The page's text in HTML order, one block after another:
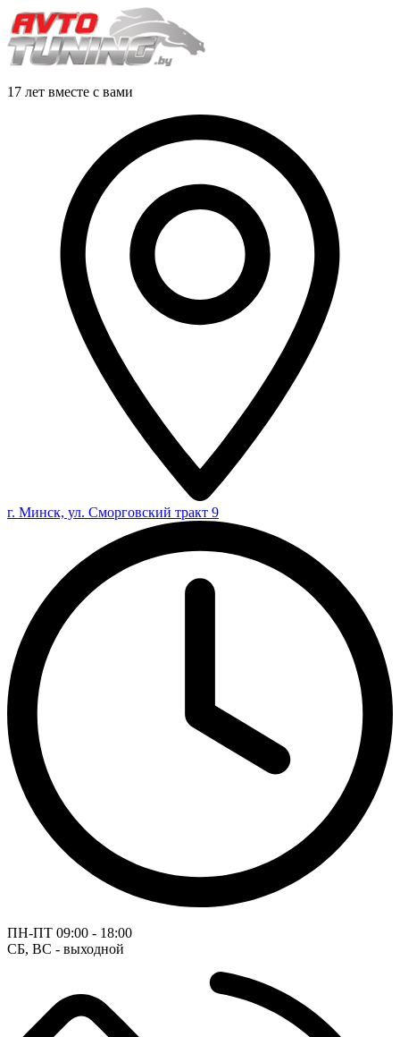
17 лет вместе с вами
г. Минск, ул. Сморговский тракт 9
ПН-ПТ 09:00 - 18:00
СБ, ВС - выходной